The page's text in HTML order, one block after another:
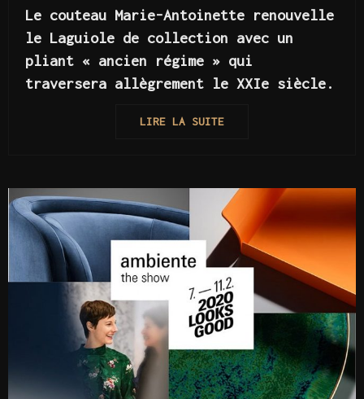
Le couteau Marie-Antoinette renouvelle
le Laguiole de collection avec un
pliant « ancien régime » qui
traversera allègrement le XXIe siècle.
LIRE LA SUITE